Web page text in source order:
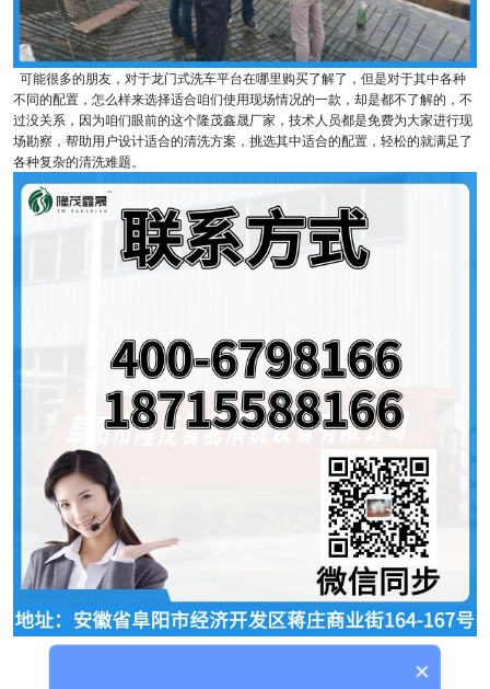
可能很多的朋友，对于龙门式洗车平台在哪里购买了解了，但是对于其中各种
不同的配置，怎么样来选择适合咱们使用现场情况的一款，却是都不了解的，不
过没关系，因为咱们眼前的这个隆茂鑫晟厂家，技术人员都是免费为大家进行现
场勘察，帮助用户设计适合的清洗方案，挑选其中适合的配置，轻松的就满足了
各种复杂的清洗难题。
×